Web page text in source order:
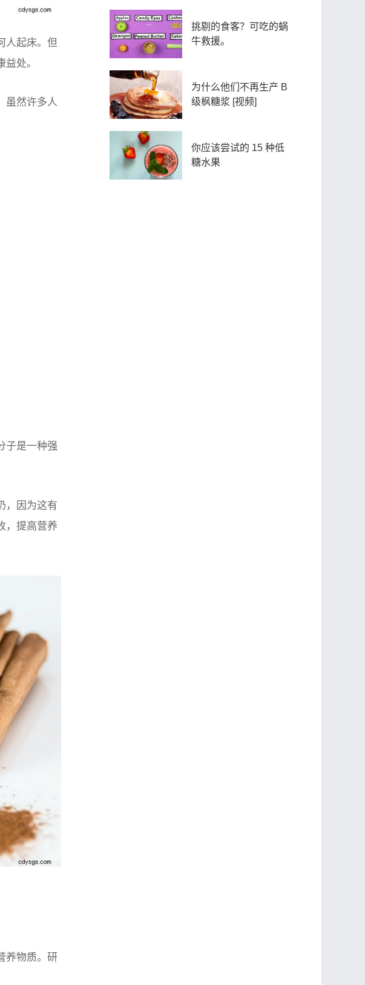
人起床。但
处。
虽然许多人
子是一种强
，因为这有
，提高营养
养物质。研
挑剔的食客？可吃的蜗
牛救援。
为什么他们不再生产 B
级枫糖浆 [视频]
你应该尝试的 15 种低
糖水果